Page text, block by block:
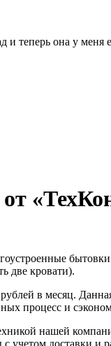
и теперь она у меня
две кровати).
в месяц.
процесс и
нашей
учетом доставки и